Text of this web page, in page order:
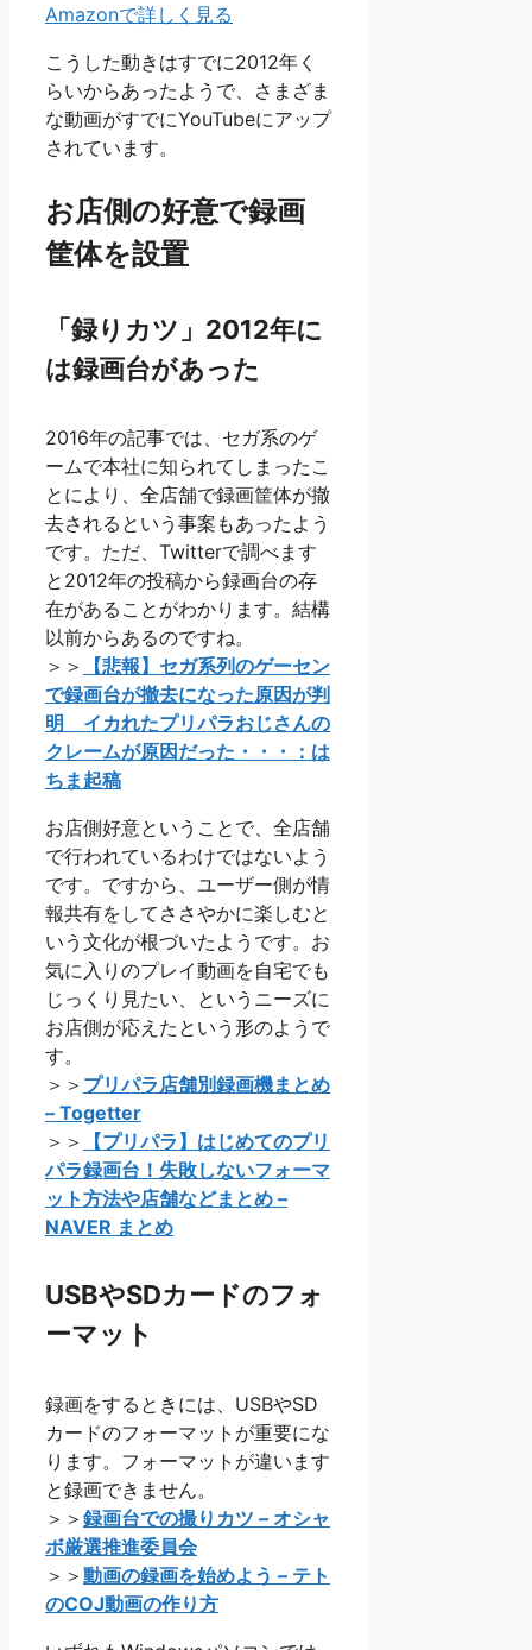
Amazonで詳しく見る
こうした動きはすでに2012年く
らいからあったようで、さまざま
な動画がすでにYouTubeにアップ
されています。
お店側の好意で録画
筐体を設置
「録りカツ」2012年に
は録画台があった
2016年の記事では、セガ系のゲ
ームで本社に知られてしまったこ
とにより、全店舗で録画筐体が撤
去されるという事案もあったよう
です。ただ、Twitterで調べます
と2012年の投稿から録画台の存
在があることがわかります。結構
以前からあるのですね。
＞＞
【悲報】セガ系列のゲーセン
で録画台が撤去になった原因が判
明 イカれたプリパラおじさんの
クレームが原因だった・・・：は
ちま起稿
お店側好意ということで、全店舗
で行われているわけではないよう
です。ですから、ユーザー側が情
報共有をしてささやかに楽しむと
いう文化が根づいたようです。お
気に入りのプレイ動画を自宅でも
じっくり見たい、というニーズに
お店側が応えたという形のようで
す。
＞＞ プリパラ店舗別録画機まとめ
– Togetter
＞＞
【プリパラ】はじめてのプリ
パラ録画台！失敗しないフォーマ
ット方法や店舗などまとめ –
NAVER まとめ
USBやSDカードのフォ
ーマット
録画をするときには、USBやSD
カードのフォーマットが重要にな
ります。フォーマットが違います
と録画できません。
＞＞ 録画台での撮りカツ – オシャ
ボ厳選推進委員会
＞＞ 動画の録画を始めよう – テト
のCOJ動画の作り方